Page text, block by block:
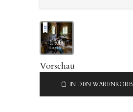
Vorschau
IN DEN WARENKORB